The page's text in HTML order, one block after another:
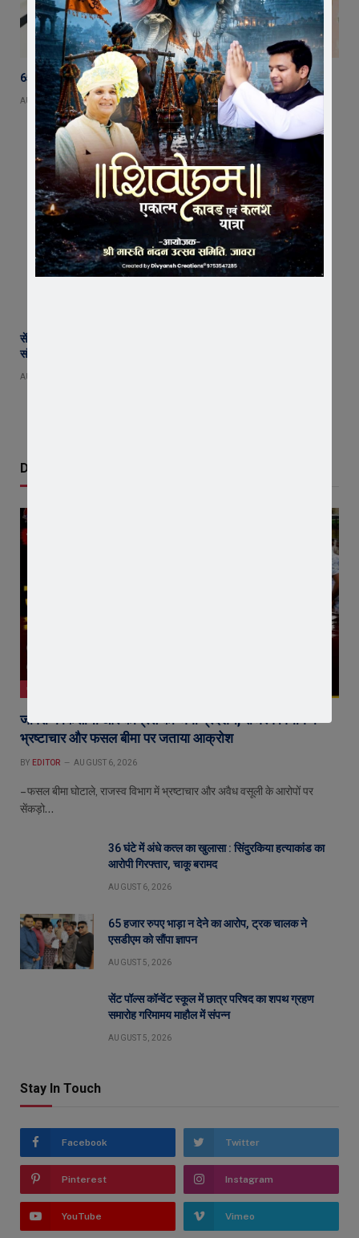
65 हजार रुपए भाड़ा न देने का आरोप, ट्रक चालक ने एसडीएम को सौंपा ज्ञापन
AUGUST 5, 2026
सेंट पॉल्स कॉन्वेंट स्कूल में छात्र परिषद का शपथ ग्रहण समारोह गरिमामय माहौल में
संपन्न
AUGUST 5, 2026
Don't Miss
जावरा
जावरा में किसानों और कांग्रेस का जंगी प्रदर्शन, राजस्व विभाग में
भ्रष्टाचार और फसल बीमा पर जताया आक्रोश
BY EDITOR AUGUST 6, 2026
– फसल बीमा घोटाले, राजस्व विभाग में भ्रष्टाचार और अवैध वसूली के आरोपों पर
सेंकड़ो…
36 घंटे में अंधे कत्ल का खुलासा : सिंदुरकिया हत्याकांड का
आरोपी गिरफ्तार, चाकू बरामद
AUGUST 6, 2026
65 हजार रुपए भाड़ा न देने का आरोप, ट्रक चालक ने
एसडीएम को सौंपा ज्ञापन
AUGUST 5, 2026
सेंट पॉल्स कॉन्वेंट स्कूल में छात्र परिषद का शपथ ग्रहण
समारोह गरिमामय माहौल में संपन्न
AUGUST 5, 2026
Stay In Touch
Facebook Twitter
Pinterest Instagram
YouTube Vimeo